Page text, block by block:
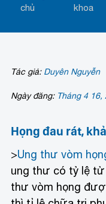
chủ
khoa
Tác giả: Duyên Nguyễn
Ngày đăng: Tháng 4 16,
Họng đau rát,
>Ung thư vòm
ung thư có tỷ lệ tử
thư vòm họng